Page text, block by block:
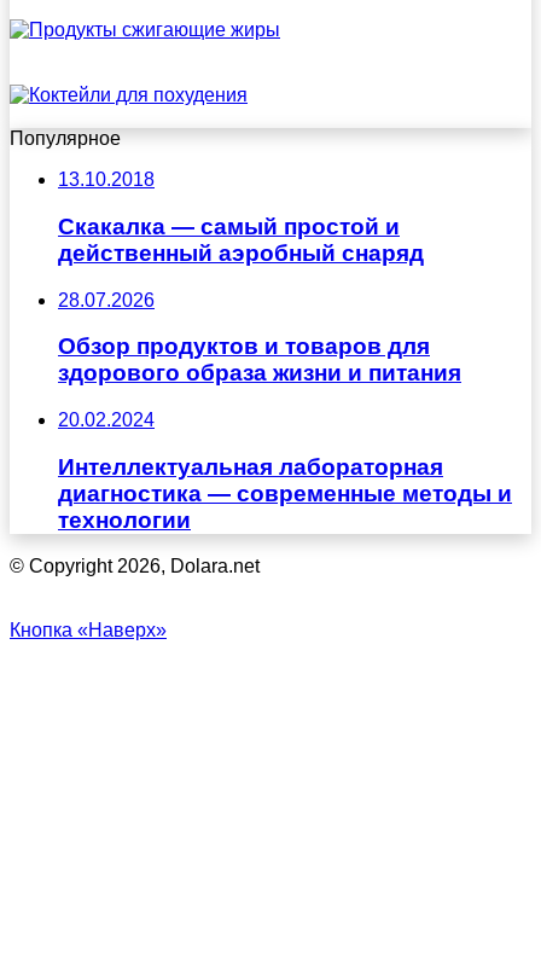
Популярное
13.10.2018
Скакалка — самый простой и
действенный аэробный снаряд
28.07.2026
Обзор продуктов и товаров для
здорового образа жизни и питания
20.02.2024
Интеллектуальная лабораторная
диагностика — современные методы и
технологии
© Copyright 2026, Dolara.net
Кнопка «Наверх»